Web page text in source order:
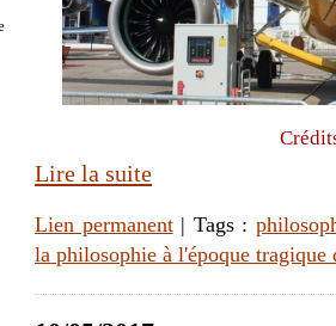
Lire la suite
Lien permanent| Tags :
la philosophie à l'époque tragique